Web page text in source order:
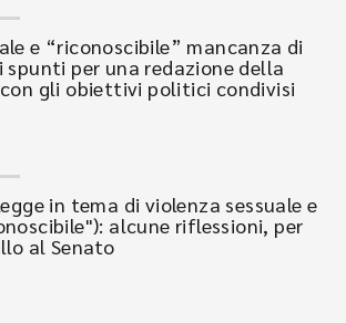
e “riconoscibile” mancanza di
spunti per una redazione della
gli obiettivi politici condivisi
in tema di violenza sessuale e
alcune riflessioni, per
al Senato